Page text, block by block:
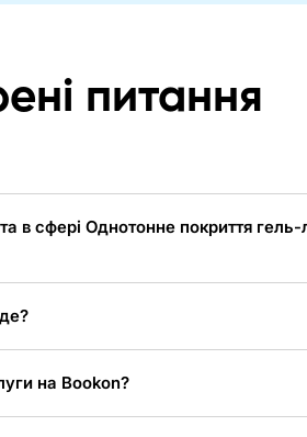
питання
в сфері Однотонне покриття
на Bookon?